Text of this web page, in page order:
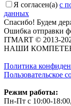
Я согласен(a) с
данных
Спасибо! Будем
Ошибка отправки
ITMART © 2013-
НАШИ
Политика
Пользовательское
Режим работы:
Пн-Пт с 10:00-